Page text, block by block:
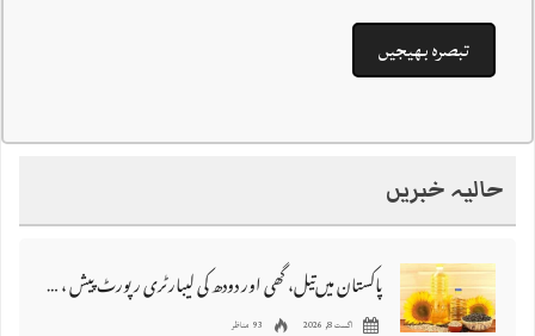
حالیہ خبریں
پاکستان میں‌تیل، گھی اور دودھ کی لیبارٹری رپورٹ پیش ، 176 نمونے غیر معیاری قرار
اگست 8, 2026 93 مناظر